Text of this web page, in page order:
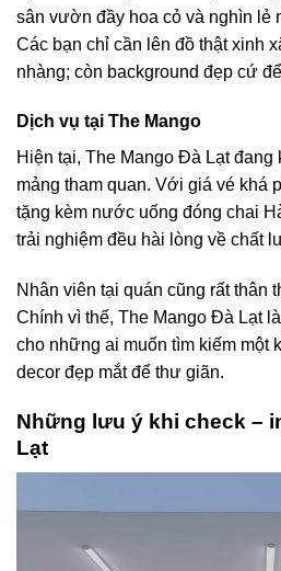
sân vườn đầy hoa cỏ và nghìn lẻ
Các bạn chỉ cần lên đồ thật xinh
nhàng; còn background đẹp cứ
Dịch vụ tại The Mango
Hiện tại, The Mango Đà Lạt đang
mảng tham quan. Với giá vé khá
tặng kèm nước uống đóng chai
trải nghiệm đều hài lòng về chất
Nhân viên tại quán cũng rất thân
Chính vì thế, The Mango Đà Lạt
cho những ai muốn tìm kiếm một
decor đẹp mắt để thư giãn.
Những lưu ý khi check –
Lạt